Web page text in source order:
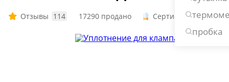
пробка
Консервирование
Дубовые бочки и кадки
Виски
Ром
Джин
Наливки и
Отзывы 114 17290 продано Сертификат